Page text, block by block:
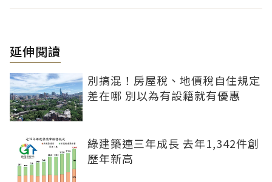
延伸閱讀
別搞混！房屋稅、地價稅自住規定
差在哪 別以為有設籍就有優惠
綠建築連三年成長 去年1,342件創
歷年新高